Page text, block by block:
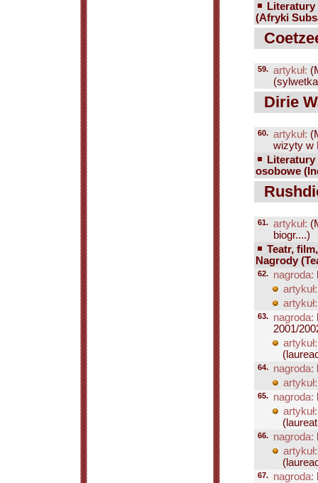
Literatury
(Afryki
59. artykuł:
Dirie
60. artykuł:
wizyty w
Literatury
osobowe
61. artykuł:
biogr....)
Teatr,
Nagrody
62. nagroda:
artykuł:
artykuł:
63. nagroda:
2001/
artykuł:
64. nagroda:
artykuł:
65. nagroda:
artykuł:
66. nagroda:
artykuł:
67. nagroda: